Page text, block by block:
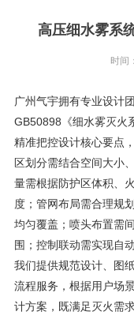
高压细水雾系
时间
广州气宇拥有专业设计
GB50898《细水雾灭火
精准把控设计核心要点
区划分需结合空间大小
量需根据防护区体积、
度；管网布局需合理规
均匀覆盖；喷头布置需
围；控制联动需实现自
我们提供规范设计、图
流程服务，根据用户场
计方案，既满足灭火需